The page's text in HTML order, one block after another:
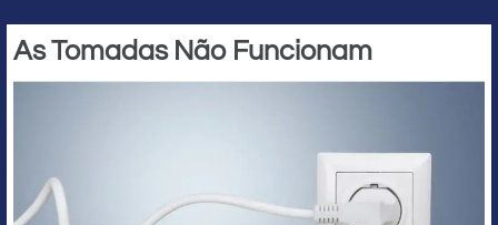
As Tomadas Não Funcionam